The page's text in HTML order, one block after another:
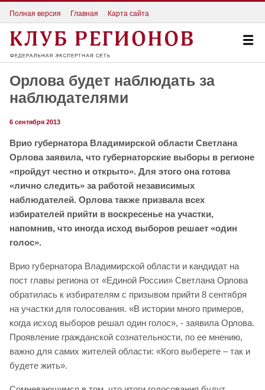
Полная версия Главная Карта сайта
Орлова будет наблюдать за
наблюдателями
6 сентября 2013
Врио губернатора Владимирской области Светлана
Орлова заявила, что губернаторские выборы в регионе
«пройдут честно и открыто». Для этого она готова
«лично следить» за работой независимых
наблюдателей. Орлова также призвала всех
избирателей прийти в воскресенье на участки,
напомнив, что иногда исход выборов решает «один
голос».
Врио губернатора Владимирской области и кандидат на
пост главы региона от «Единой России» Светлана Орлова
обратилась к избирателям с призывом прийти 8 сентября
на участки для голосования. «В истории много примеров,
когда исход выборов решал один голос», - заявила Орлова.
Проявление гражданской сознательности, по ее мнению,
важно для самих жителей области: «Кого выберете – так и
будете жить».